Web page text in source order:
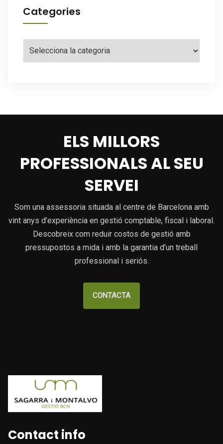
Categories
ELS MILLORS
PROFESSIONALS AL SEU
SERVEI
Som una assessoria situada al centre de Barcelona amb
vint anys d’experiència en gestió comptable, fiscal i laboral.
Descobreix com reduir costos de gestió amb
pressupostos a mida i amb la garantia d’un treball
professional i seriós.
CONTACTA
Contact info